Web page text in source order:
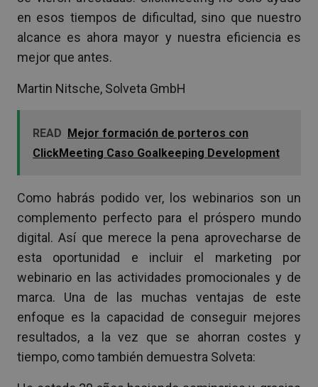
en esos tiempos de dificultad, sino que nuestro
alcance es ahora mayor y nuestra eficiencia es
mejor que antes.
Martin Nitsche, Solveta GmbH
READ Mejor formación de porteros con
ClickMeeting Caso Goalkeeping Development
Como habrás podido ver, los webinarios son un
complemento perfecto para el próspero mundo
digital. Así que merece la pena aprovecharse de
esta oportunidad e incluir el marketing por
webinario en las actividades promocionales y de
marca. Una de las muchas ventajas de este
enfoque es la capacidad de conseguir mejores
resultados, a la vez que se ahorran costes y
tiempo, como también demuestra Solveta: